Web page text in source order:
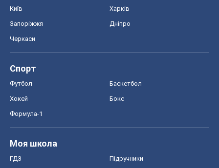
Київ Харків
Запоріжжя Дніпро
Черкаси
Спорт
Футбол Баскетбол
Хокей Бокс
Формула-1
Моя школа
ГДЗ Підручники